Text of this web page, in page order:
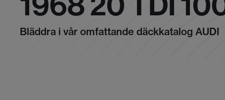
Bläddra i vår omfattande däckkatalog AUDI